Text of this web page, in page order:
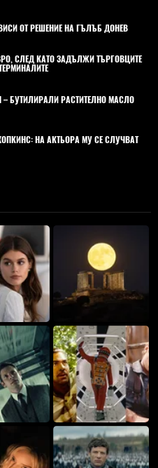
ОТ РЕШЕНИЕ НА ГЪЛЪБ ДОНЕВ
СЛЕД КАТО ЗАДЪЛЖИ ТЪРГОВЦИТЕ
– БУТИЛИРАЛИ РАСТИТЕЛНО МАСЛО
НА АКТЬОРА МУ СЕ СЛУЧВАТ